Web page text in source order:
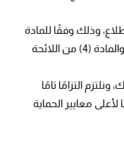
وذلك وفقًا للمادة
(4/1) من نظام حماية البيانات الشخصية، والمادة (4) من اللائحة
التزامًا تامًا
معايير الحماية